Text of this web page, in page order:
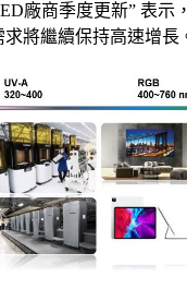
廠商季度更新” 表
繼續保持高速增長